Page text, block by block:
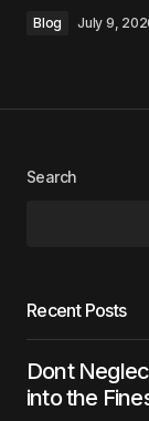
Blog July 9,
Search
Recent Posts
Dont
into the